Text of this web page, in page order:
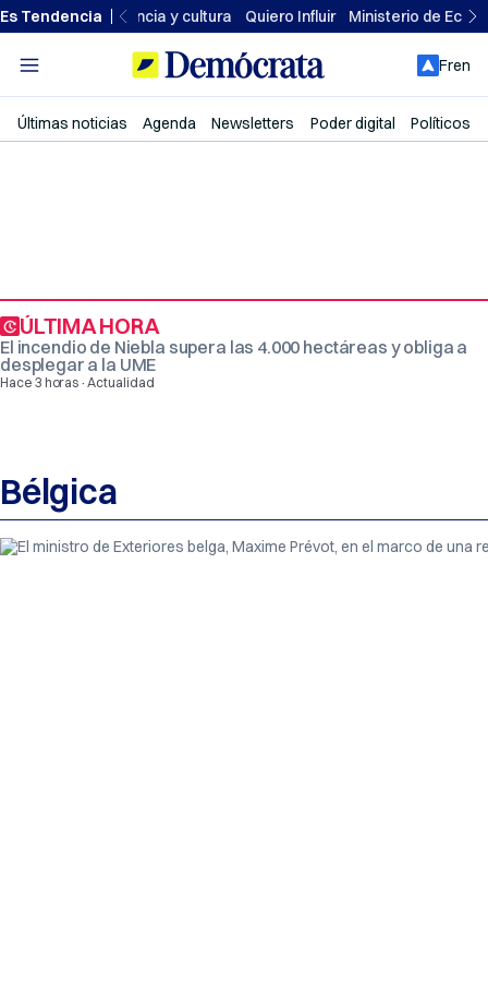
Ir
al
Es Tendencia Ciencia y cultura Quiero Influir Ministerio de
Fren
Últimas noticias Agenda Newsletters Poder digital Políticos
ÚLTIMA HORA
El incendio de Niebla supera las 4.000 hectáreas y obliga a
desplegar a la UME
Hace 3 horas ·Actualidad
Bélgica